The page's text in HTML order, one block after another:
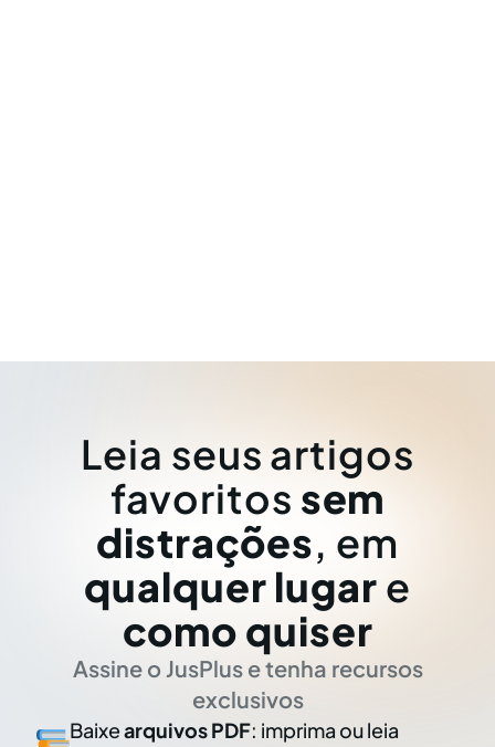
Leia seus artigos
favoritos sem
distrações, em
qualquer lugar e
como quiser
Assine o JusPlus e tenha recursos
exclusivos
Baixearquivos PDF: imprima ou leia